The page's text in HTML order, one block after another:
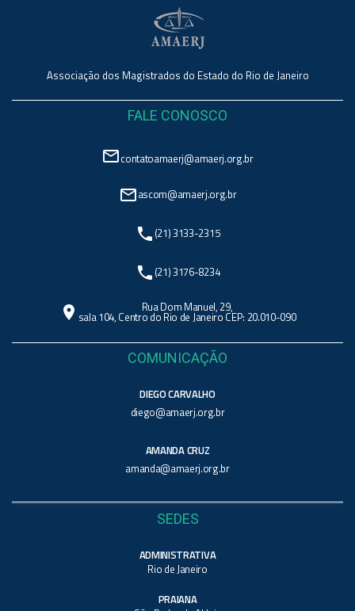
Associação dos Magistrados do Estado do Rio de Janeiro
FALE CONOSCO
mail_outlinecontatoamaerj@amaerj.org.br
mail_outlineascom@amaerj.org.br
phone (21) 3133-2315
phone (21) 3176-8234
location_on Rua Dom Manuel, 29,
sala 104, Centro do Rio de Janeiro CEP: 20.010-090
COMUNICAÇÃO
DIEGO CARVALHO
diego@amaerj.org.br
AMANDA CRUZ
amanda@amaerj.org.br
SEDES
ADMINISTRATIVA
Rio de Janeiro
PRAIANA